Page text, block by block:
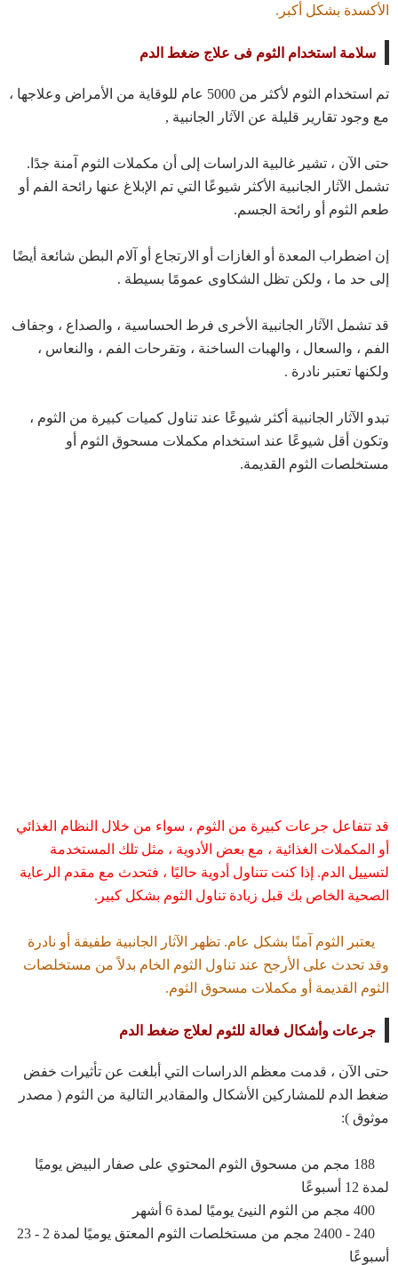
الأكسدة بشكل أكبر.
سلامة استخدام الثوم فى علاج ضغط الدم
تم استخدام الثوم لأكثر من 5000 عام للوقاية من الأمراض وعلاجها ،
مع وجود تقارير قليلة عن الآثار الجانبية ,
حتى الآن ، تشير غالبية الدراسات إلى أن مكملات الثوم آمنة جدًا.
تشمل الآثار الجانبية الأكثر شيوعًا التي تم الإبلاغ عنها رائحة الفم أو
طعم الثوم أو رائحة الجسم.
إن اضطراب المعدة أو الغازات أو الارتجاع أو آلام البطن شائعة أيضًا
إلى حد ما ، ولكن تظل الشكاوى عمومًا بسيطة .
قد تشمل الآثار الجانبية الأخرى فرط الحساسية ، والصداع ، وجفاف
الفم ، والسعال ، والهبات الساخنة ، وتقرحات الفم ، والنعاس ،
ولكنها تعتبر نادرة .
تبدو الآثار الجانبية أكثر شيوعًا عند تناول كميات كبيرة من الثوم ،
وتكون أقل شيوعًا عند استخدام مكملات مسحوق الثوم أو
مستخلصات الثوم القديمة.
قد تتفاعل جرعات كبيرة من الثوم ، سواء من خلال النظام الغذائي
أو المكملات الغذائية ، مع بعض الأدوية ، مثل تلك المستخدمة
لتسييل الدم. إذا كنت تتناول أدوية حاليًا ، فتحدث مع مقدم الرعاية
الصحية الخاص بك قبل زيادة تناول الثوم بشكل كبير.
يعتبر الثوم آمنًا بشكل عام. تظهر الآثار الجانبية طفيفة أو نادرة
وقد تحدث على الأرجح عند تناول الثوم الخام بدلاً من مستخلصات
الثوم القديمة أو مكملات مسحوق الثوم.
جرعات وأشكال فعالة للثوم لعلاج ضغط الدم
حتى الآن ، قدمت معظم الدراسات التي أبلغت عن تأثيرات خفض
ضغط الدم للمشاركين الأشكال والمقادير التالية من الثوم ( مصدر
موثوق ):
188 مجم من مسحوق الثوم المحتوي على صفار البيض يوميًا
لمدة 12 أسبوعًا
240 - 2400 مجم من مستخلصات الثوم المعتق يوميًا لمدة 2 - 23
أسبوعًا